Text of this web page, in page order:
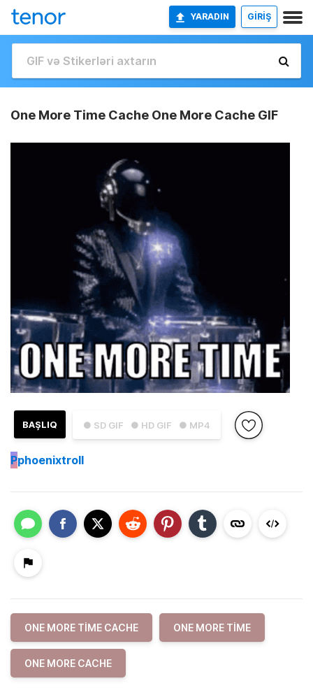
YARADIN GİRİŞ
One More Time Cache One More Cache GIF
● SD GIF ● HD GIF ● MP4
BAŞLIQ
Pphoenixtroll
ONE MORE TIME CACHE ONE MORE TIME
ONE MORE CACHE